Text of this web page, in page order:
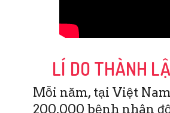
LÍ DO THÀNH
Mỗi năm, tại Việt
200.000 bệnh nhân